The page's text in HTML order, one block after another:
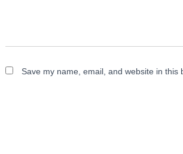
Save my name, email, and website in